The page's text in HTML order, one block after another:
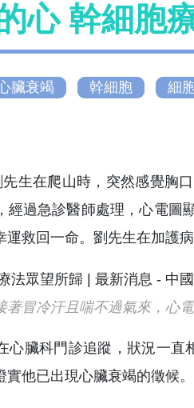
心 幹細胞
臟衰竭 幹細胞 細
生在爬山時，突然感覺胸
經過急診醫師處理，心電圖
運救回一命。劉先生在加護
著冒冷汗且喘不過氣來，心
心臟科門診追蹤，狀況一
他已出現心臟衰竭的徵候。